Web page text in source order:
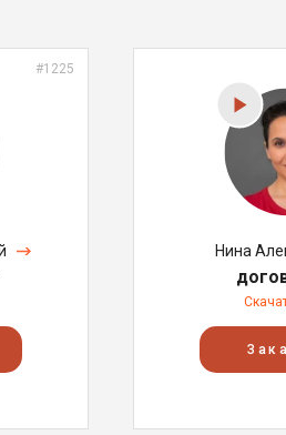
#1225
Нина